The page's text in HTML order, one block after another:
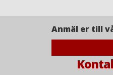
Anmäl er till